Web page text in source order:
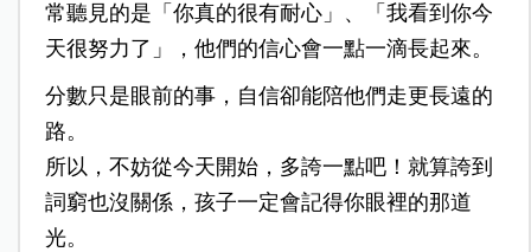
常聽見的是「你真的很有耐心」、「我看到你今
天很努力了」，他們的信心會一點一滴長起來。
分數只是眼前的事，自信卻能陪他們走更長遠的
路。
所以，不妨從今天開始，多誇一點吧！就算誇到
詞窮也沒關係，孩子一定會記得你眼裡的那道
光。